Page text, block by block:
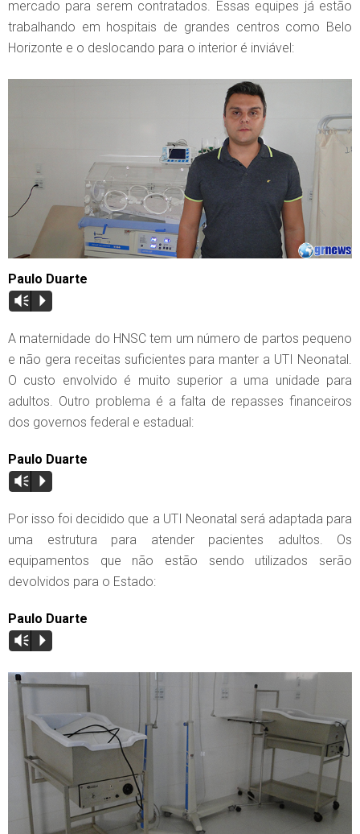
mercado para serem contratados. Essas equipes já estão
trabalhando em hospitais de grandes centros como Belo
Horizonte e o deslocando para o interior é inviável:
Paulo Duarte
Vm P
A maternidade do HNSC tem um número de partos pequeno
e não gera receitas suficientes para manter a UTI Neonatal.
O custo envolvido é muito superior a uma unidade para
adultos. Outro problema é a falta de repasses financeiros
dos governos federal e estadual:
Paulo Duarte
Vm P
Por isso foi decidido que a UTI Neonatal será adaptada para
uma estrutura para atender pacientes adultos. Os
equipamentos que não estão sendo utilizados serão
devolvidos para o Estado:
Paulo Duarte
Vm P